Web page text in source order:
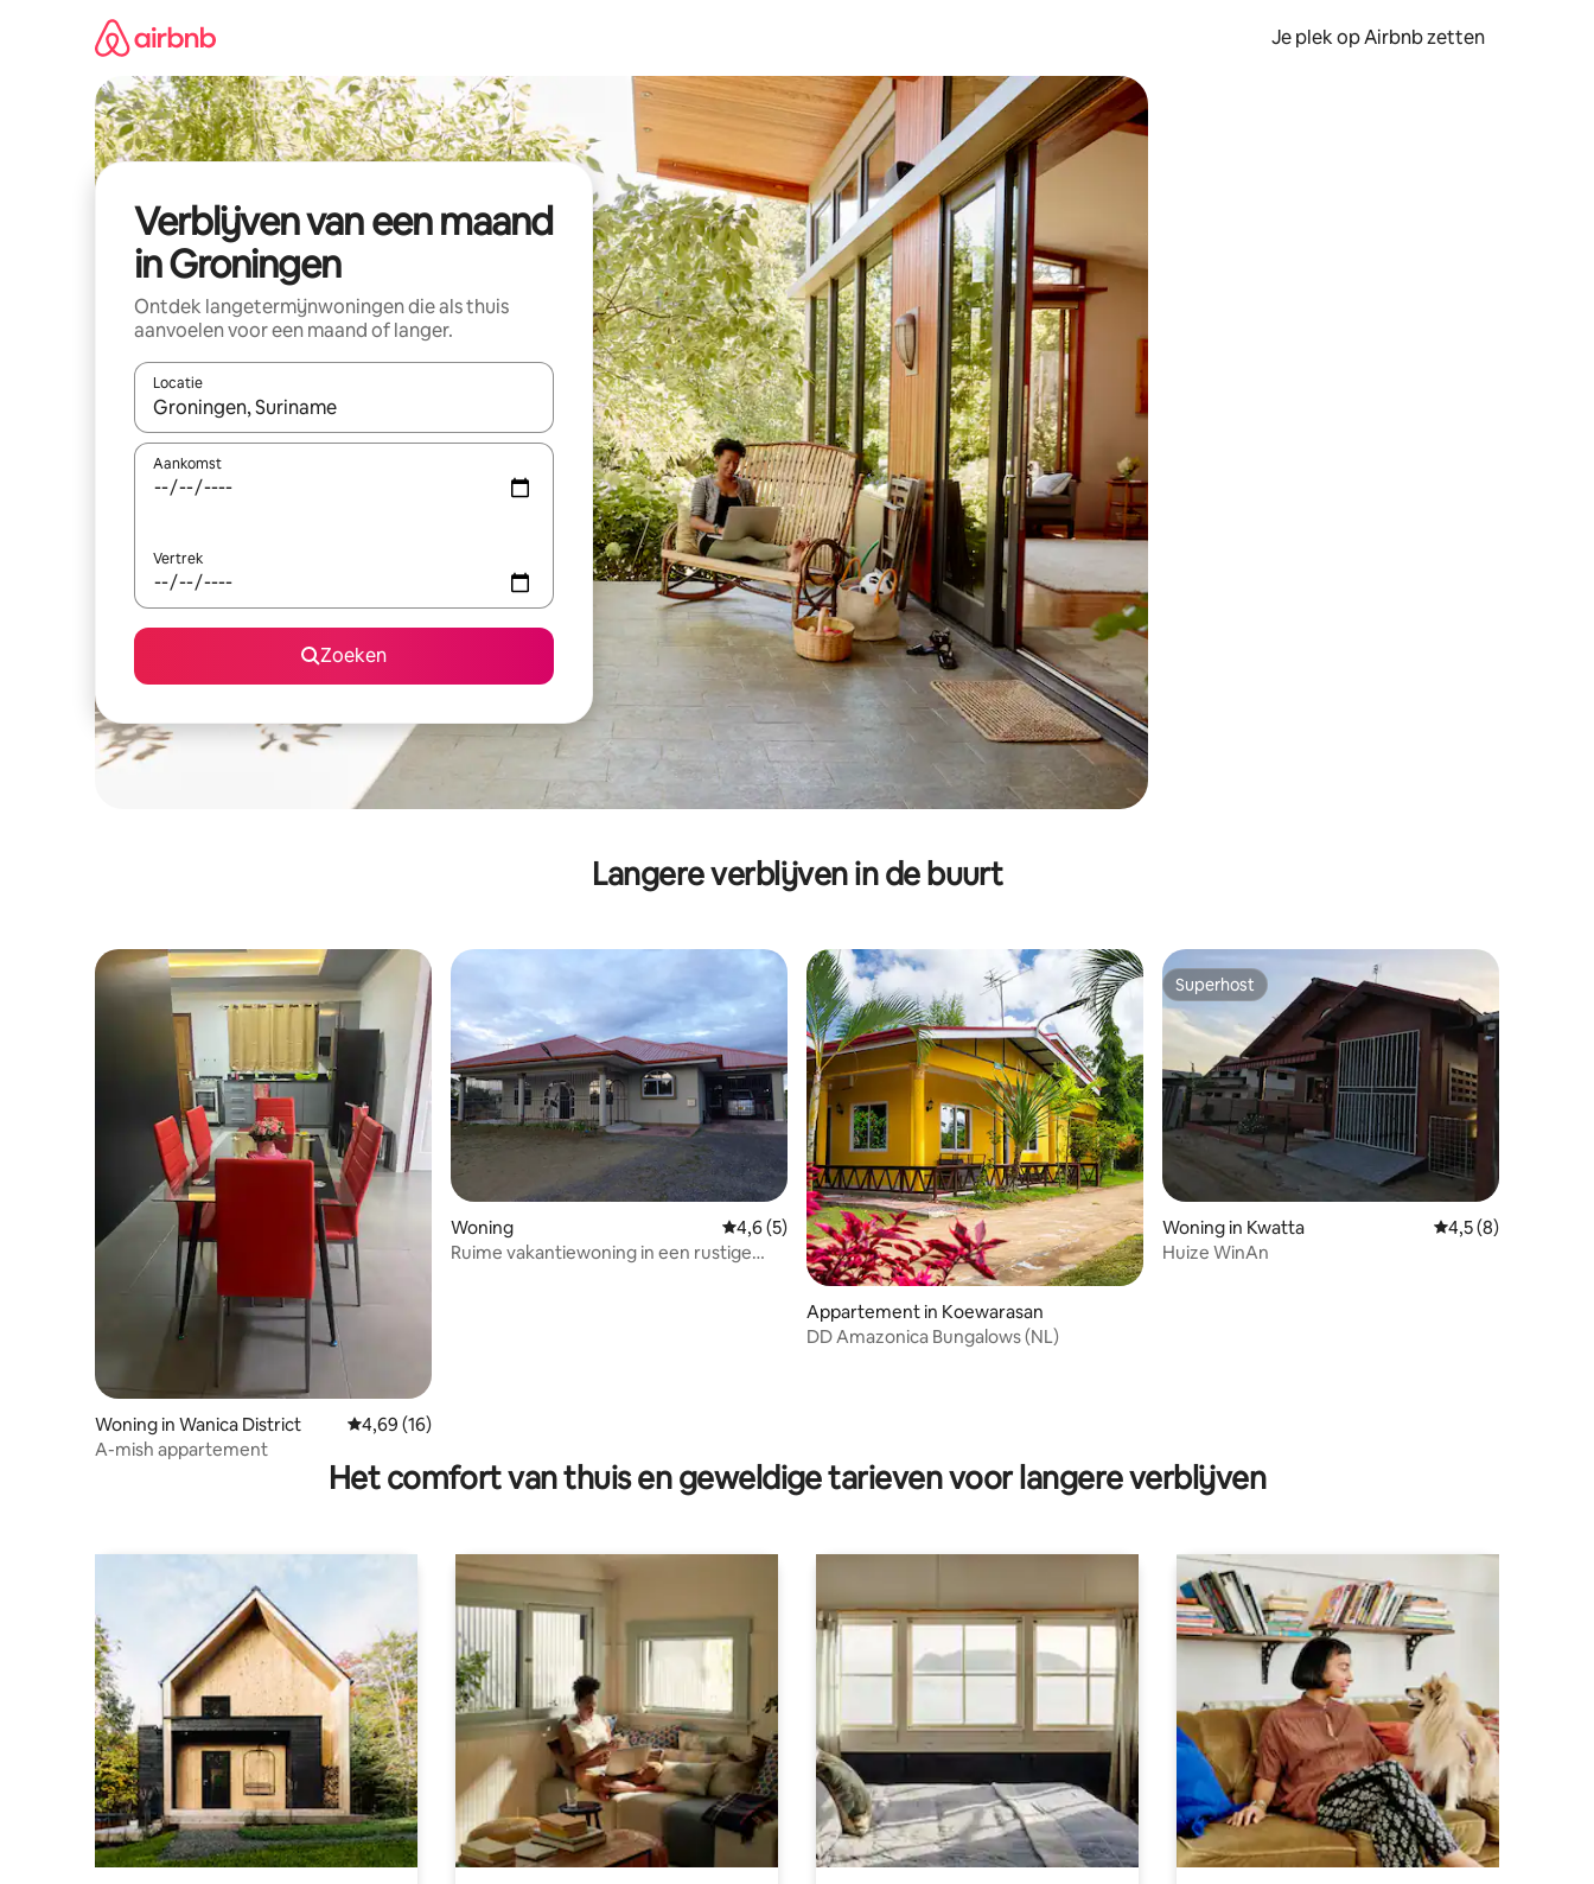
Je plek op Airbnb zetten
Verblijven van een maand
in Groningen
Ontdek langetermijnwoningen die als thuis
aanvoelen voor een maand of langer.
Locatie
Wanneer er resultaten beschikbaar zijn, maak je een keuze met je de pijltjestoetsen omhoog en omlaag, óf door te tikken of swipen.
Aankomst
Vertrek
Zoeken
Langere verblijven in de buurt
Woning in Wanica District Gemiddelde beoordeling van 4,69 op 5, 16 recensies
4,69 (16)
A-mish appartement
Woning Gemiddelde beoordeling van 4,6 op 5, 5 recensies
4,6 (5)
Ruime vakantiewoning in een rustige
Appartement in Koewarasan
DD Amazonica Bungalows (NL)
Superhost
Superhost
Woning in Kwatta Gemiddelde
4,5 (8)
Huize WinAn
Het comfort van thuis en geweldige tarieven voor langere verblijven